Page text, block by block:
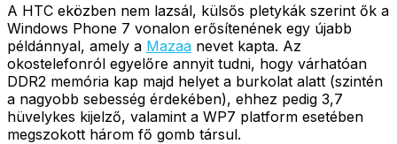
A HTC eközben nem lazsál, külsős pletykák szerint ők a
Windows Phone 7 vonalon erősítenének egy újabb
példánnyal, amely a Mazaa nevet kapta. Az
okostelefonról egyelőre annyit tudni, hogy várhatóan
DDR2 memória kap majd helyet a burkolat alatt (szintén
a nagyobb sebesség érdekében), ehhez pedig 3,7
hüvelykes kijelző, valamint a WP7 platform esetében
megszokott három fő gomb társul.